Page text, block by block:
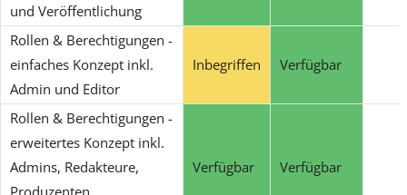
und Veröffentlichung
Rollen & Berechtigungen -
einfaches Konzept inkl.
Admin und Editor
Inbegriffen Verfügbar
Rollen & Berechtigungen -
erweitertes Konzept inkl.
Admins, Redakteure,
Verfügbar Verfügbar